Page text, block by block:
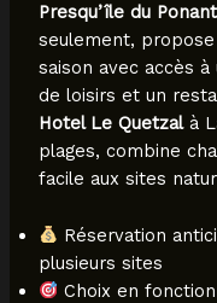
Presqu’île du Ponant
seulement,
saison avec accès
de loisirs et un
Hotel Le Quetzalà
plages, combine
facile aux sites
Réservation
plusieurs sites
Choix en